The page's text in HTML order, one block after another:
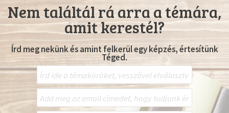
Nem találtál rá arra a témára,
amit kerestél?
Írd meg nekünk és amint felkerül egy képzés, értesítünk
Téged.